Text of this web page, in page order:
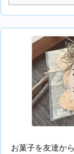
お菓子を友達か